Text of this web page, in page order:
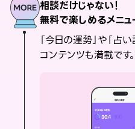
相談だけじゃない！
無料で楽しめるメニ
「今日の運勢」や「占
コンテンツも満載です。